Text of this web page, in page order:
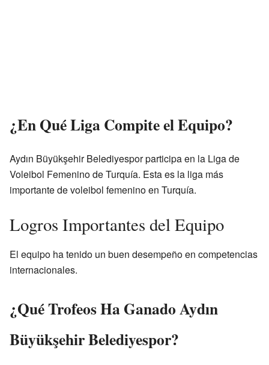
¿En Qué Liga Compite el Equipo?
Aydın Büyükşehir Belediyespor participa en la Liga de
Voleibol Femenino de Turquía. Esta es la liga más
importante de voleibol femenino en Turquía.
Logros Importantes del Equipo
El equipo ha tenido un buen desempeño en competencias
internacionales.
¿Qué Trofeos Ha Ganado Aydın
Büyükşehir Belediyespor?